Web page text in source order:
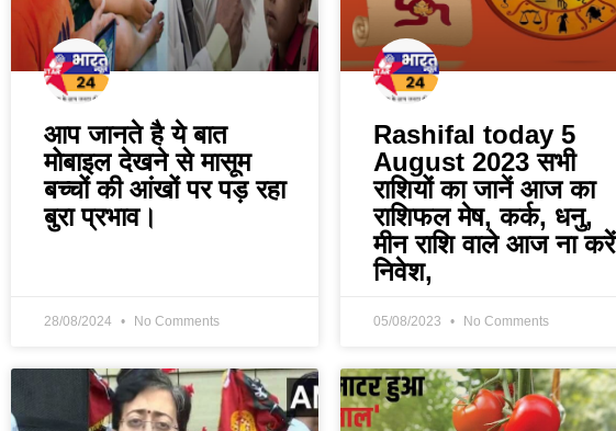
आप जानते है ये बात
मोबाइल देखने से मासूम
बच्चों की आंखों पर पड़ रहा
बुरा प्रभाव।
28/08/2024 No Comments
Rashifal today 5
August 2023 सभी
राशियों का जानें आज का
राशिफल मेष, कर्क, धनु,
मीन राशि वाले आज ना करें
निवेश,
05/08/2023 No Comments